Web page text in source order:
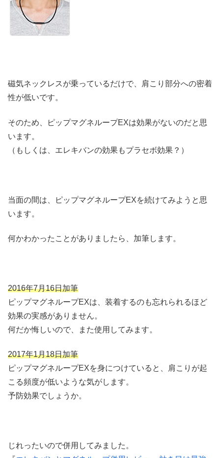
磁気ネックレスが乗っているだけで、肩こり部分への密着
性が低いです。
そのため、ピップマグネループEXは効果がないのだと思
います。
（もしくは、エレキバンの効果もプラセボ効果？）
当面の間は、ピップマグネループEXを続けてみようと思
います。
何かわかったことがありましたら、加筆します。
2016年7月16日加筆
ピップマグネループEXは、装着するのも忘れられるほど
効果の実感がありません。
何だか悔しいので、また使用してみます。
2017年1月18日加筆
ピップマグネループEXを身につけていると、肩こりが起
こる頻度が低いような気がします。
予防効果でしょうか。
じれったいので併用してみました。